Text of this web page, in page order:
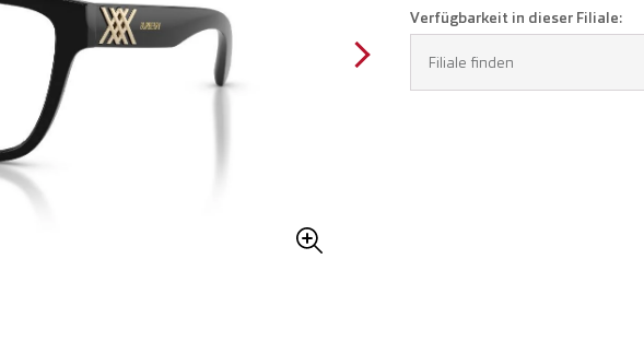
Verfügbarkeit in dieser Filiale:
Filiale finden